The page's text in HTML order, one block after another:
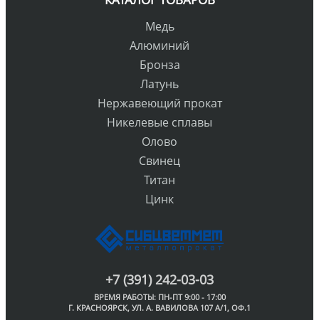
Медь
Алюминий
Бронза
Латунь
Нержавеющий прокат
Никелевые сплавы
Олово
Свинец
Титан
Цинк
+7 (391) 242-03-03
ВРЕМЯ РАБОТЫ: ПН-ПТ 9:00 - 17:00
Г. КРАСНОЯРСК, УЛ. А. ВАВИЛОВА 107 А/1, ОФ.1